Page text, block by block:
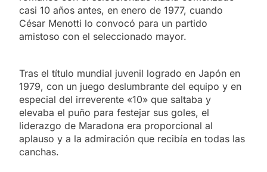
casi 10 años antes, en enero de 1977, cuando
César Menotti lo convocó para un partido
amistoso con el seleccionado mayor.
Tras el título mundial juvenil logrado en Japón en
1979, con un juego deslumbrante del equipo y en
especial del irreverente «10» que saltaba y
elevaba el puño para festejar sus goles, el
liderazgo de Maradona era proporcional al
aplauso y a la admiración que recibía en todas las
canchas.